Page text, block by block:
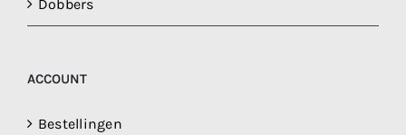
Dobbers
ACCOUNT
Bestellingen